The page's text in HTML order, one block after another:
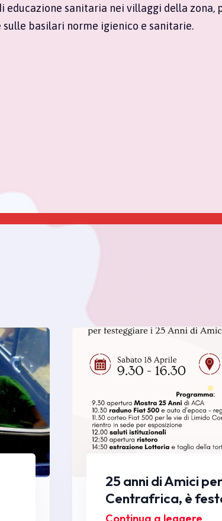
educazione sanitaria nei villaggi della zona,
basilari norme igienico e sanitarie.
25 anni di Amici
Centrafrica, è